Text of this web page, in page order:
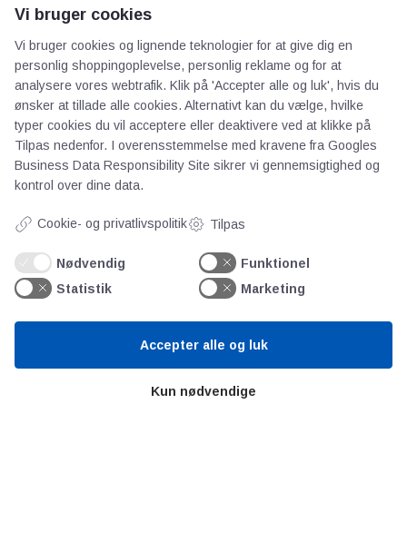
Om os
Kontakt
Persondata
Videncentre
Teknologisk Institut
Bitva
Litteratur
Forkortelser
Værd at besøge
Vi bruger cookies
Vi bruger cookies og lignende teknologier for at give dig en
personlig shoppingoplevelse, personlig reklame og for at
analysere vores webtrafik. Klik på 'Accepter alle og luk', hvis du
ønsker at tillade alle cookies. Alternativt kan du vælge, hvilke
typer cookies du vil acceptere eller deaktivere ved at klikke på
Tilpas nedenfor. I overensstemmelse med kravene fra Googles
Business Data Responsibility Site sikrer vi gennemsigtighed og
kontrol over dine data.
Cookie- og privatlivspolitik Tilpas
Nødvendig
Funktionel
Statistik
Marketing
Kun nødvendige
Accepter alle og luk